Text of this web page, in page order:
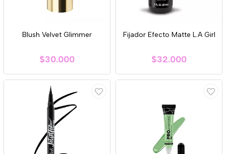
Blush Velvet Glimmer
$30.000
Fijador Efecto Matte L.A Girl
$32.000